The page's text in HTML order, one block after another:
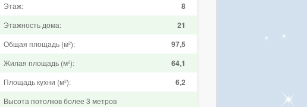
Этаж: 8
Этажность дома: 21
Общая площадь (м²): 97,5
Жилая площадь (м²): 64,1
Площадь кухни (м²): 6,2
Высота потолков более 3 метров